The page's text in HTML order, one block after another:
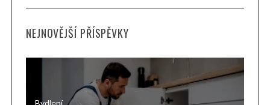
c
C
NEJNOVĚJŠÍ PŘÍSPĚVKY
Bydlení